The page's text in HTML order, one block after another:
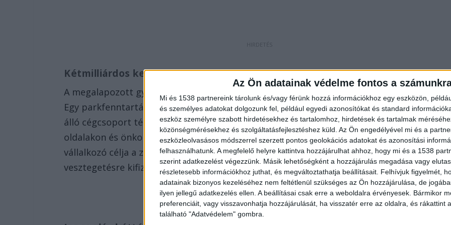
Az Ön adatainak védelme fontos a
Mi és 1538 partnereink tárolunk és/vagy férünk hozzá információkhoz egy eszközön,
és személyes adatokat dolgozunk fel, például egyedi azonosítókat és standard
eszköz személyre szabott hirdetésekhez és tartalomhoz, hirdetések és tartalmak
közönségmérésekhez és szolgáltatásfejlesztéshez küld. Az Ön engedélyével mi és a
eszközleolvasásos módszerrel szerzett pontos geolokációs adatokat és azonosítási
felhasználhatunk. A megfelelő helyre kattintva hozzájárulhat ahhoz, hogy mi és a 1538
szerint adatkezelést végezzünk. Másik lehetőségként a hozzájárulás megadása vagy
részletesebb információkhoz juthat, és megváltoztathatja beállításait. Felhívjuk figyelmét,
adatainak bizonyos kezeléséhez nem feltétlenül szükséges az Ön hozzájárulása, de
ilyen jellegű adatkezelés ellen. A beállításai csak erre a weboldalra érvényesek. Bármikor
preferenciáit, vagy visszavonhatja hozzájárulását, ha visszatér erre az oldalra, és rákattint
található "Adatvédelem" gombra.
Kétmilliárdos kenőpénzcsap
A megalapozott gyanú lényege egészen elképesztő képet fest a fővárosi mutyivilágról.
Egy parkfenntartási munkákat végző, több budapesti önkormányzattal is szerződésben
álló cégcsoport tényleges irányítója 2011 és 2024 között, vagyis 13 éven át, politikai
oldalakon és önkormányzati ciklusokon átívelve vesztegetett meg vezető politikusokat.
vállalkozó célja a zsíros szerződések folyamatos biztosítása és a feltételek javítása volt,
vesztegetésre kifizetett összeg pedig meghaladja a 2 milliárd forintot.